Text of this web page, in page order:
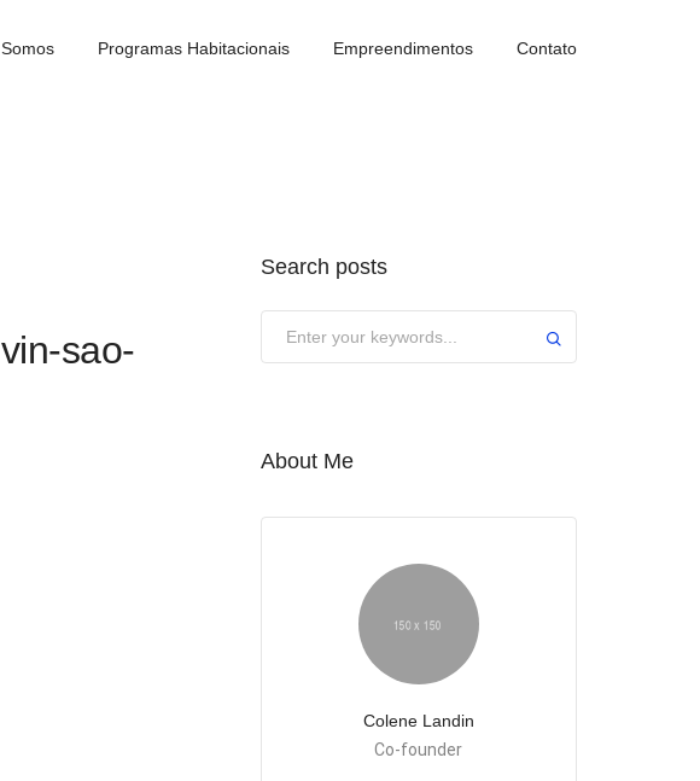
Programas Habitacionais Empreendimentos Contato
sao-
Search posts
About Me
Colene Landin
Co-founder